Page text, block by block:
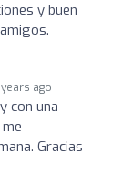
y buen
ago
con una
Gracias